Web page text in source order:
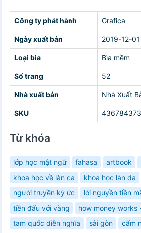
Công ty phát hành Grafica
Ngày xuất bản 2019-12-
Loại bìa Bìa mềm
Số trang 52
Nhà xuất bản Nhà Xuất
SKU
Từ khóa
lớp học mật ngữ fahasa artbook
khoa học về làn da
khoa học làn da
người truyền ký ức
lời nguyền tiền
tiền đấu với vàng
how money works
tam quốc diễn nghĩa
sài gòn
cẩm